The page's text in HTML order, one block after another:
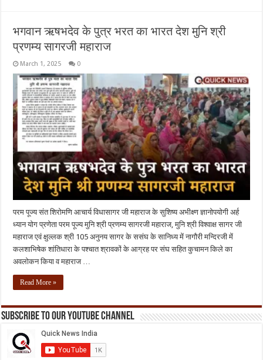
भगवान ऋषभदेव के पुत्र भरत का भारत देश मुनि श्री
प्रणम्य सागरजी महाराज
March 1, 2025 0
परम पूज्य संत शिरोमणि आचार्य विधासागर जी महाराज के सुशिष्य अभीक्ष्ण ज्ञानोपयोगी अर्ह
ध्यान योग प्रणेता परम पूज्य मुनि श्री प्रणम्य सागरजी महाराज, मुनि श्री विश्वाक्ष सागर जी
महाराज एवं क्षुल्लक श्री 105 अनुनय सागर के ससंघ के सानिध्य में नागौरी मन्दिरजी में
कलशाभिषेक शांतिधारा के पश्चात श्रावकों के आग्रह पर संघ सहित कुचामन किले का
अवलोकन किया व महाराज …
Read More »
Subscribe to our Youtube Channel